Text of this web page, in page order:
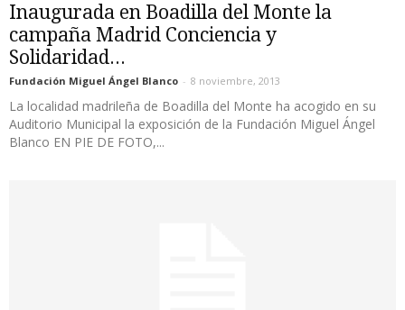
Inaugurada en Boadilla del Monte la
campaña Madrid Conciencia y
Solidaridad...
Fundación Miguel Ángel Blanco - 8 noviembre, 2013
La localidad madrileña de Boadilla del Monte ha acogido en su
Auditorio Municipal la exposición de la Fundación Miguel Ángel
Blanco EN PIE DE FOTO,...